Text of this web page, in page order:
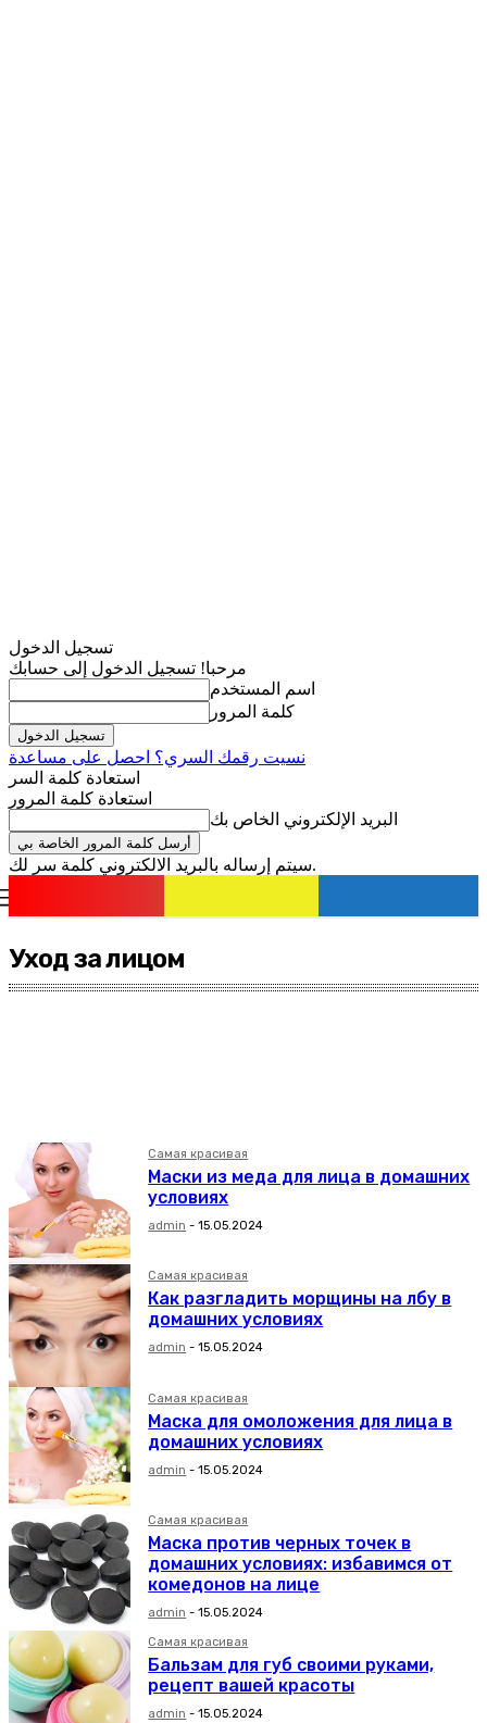
تسجيل الدخول
مرحبا! تسجيل الدخول إلى حسابك
اسم المستخدم
كلمة المرور
نسيت رقمك السري؟ احصل على مساعدة
استعادة كلمة السر
استعادة كلمة المرور
البريد الإلكتروني الخاص بك
سيتم إرساله بالبريد الالكتروني كلمة سر لك.
Уход за лицом
Самая красивая
Маски из меда для лица в домашних
условиях
admin - 15.05.2024
Самая красивая
Как разгладить морщины на лбу в
домашних условиях
admin - 15.05.2024
Самая красивая
Маска для омоложения для лица в
домашних условиях
admin - 15.05.2024
Самая красивая
Маска против черных точек в
домашних условиях: избавимся от
комедонов на лице
admin - 15.05.2024
Самая красивая
Бальзам для губ своими руками,
рецепт вашей красоты
admin - 15.05.2024